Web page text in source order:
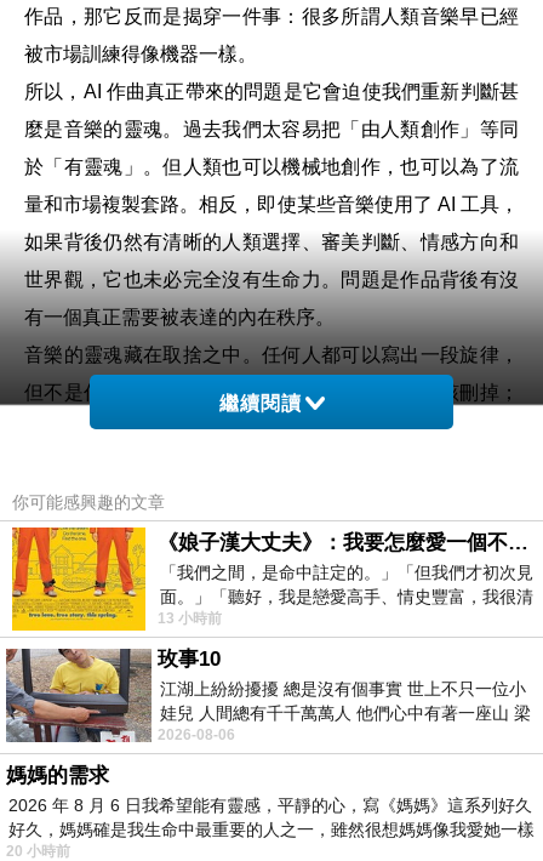
作品，那它反而是揭穿一件事：很多所謂人類音樂早已經
被市場訓練得像機器一樣。
所以，AI 作曲真正帶來的問題是它會迫使我們重新判斷甚
麼是音樂的靈魂。過去我們太容易把「由人類創作」等同
於「有靈魂」。但人類也可以機械地創作，也可以為了流
量和市場複製套路。相反，即使某些音樂使用了 AI 工具，
如果背後仍然有清晰的人類選擇、審美判斷、情感方向和
世界觀，它也未必完全沒有生命力。問題是作品背後有沒
有一個真正需要被表達的內在秩序。
音樂的靈魂藏在取捨之中。任何人都可以寫出一段旋律，
但不是任何人都知道哪一段應該留下，哪一段應該刪掉；
任何模型都可以模仿悲傷，但不一定知道悲傷應該停在多
AI 可以快速提供大量可能性，但可能性本身不是作品。作
品需要方向，而方向通常來自一個創作者對世界的判斷。
這也是為甚麼 AI 最容易取代的是那些高度依賴格式的音
樂。廣告配樂、背景音樂、商業短片聲軌、遊戲或影片中
的功能性音樂，以及大量以情緒標籤分類的串流音樂都可
能被 AI 大幅改寫。因為這些音樂很多時候不需要強烈作者
性，只需要準確完成任務。要放鬆、要熱血、要三十秒內
抓住注意力，這些需求本來就接近提示詞。當音樂被簡化
成可描述的功能，AI 就非常適合介入。
但偉大的音樂不是這樣誕生。真正留下來的作品很多時候
繼續閱讀
你可能感興趣的文章
《娘子漢大丈夫》：我要怎麼愛一個不存在的人？
「我們之間，是命中註定的。」「但我們才初次見
面。」「聽好，我是戀愛高手、情史豐富，我很清
楚這種感覺，你我之間的那種感覺，現
13 小時前
玫事10
江湖上紛紛擾擾 總是沒有個事實 世上不只一位小
娃兒 人間總有千千萬萬人 他們心中有著一座山 梁
山佛山泰華衡恆嵩 一山之高
2026-08-06
媽媽的需求
2026 年 8 月 6 日我希望能有靈感，平靜的心，寫《媽媽》這系列好久
好久，媽媽確是我生命中最重要的人之一，雖然很想媽媽像我愛她一樣
20 小時前